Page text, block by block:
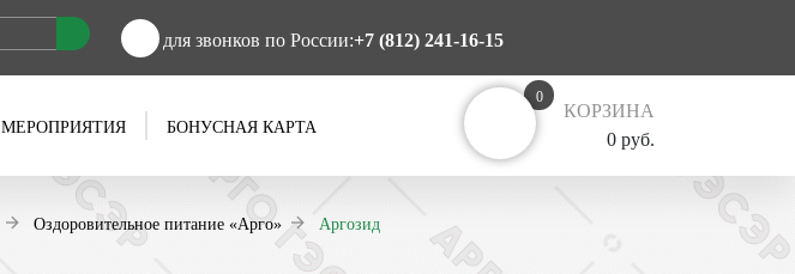
для звонков по России:+7 (812) 241-16-15
МЕРОПРИЯТИЯ БОНУСНАЯ КАРТА
0
КОРЗИНА
0 руб.
Оздоровительное питание «Арго» Аргозид